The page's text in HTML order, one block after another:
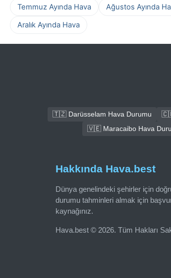
Temmuz Ayında Hava
Ağustos Ayında
Aralık Ayında Hava
🇹🇿 Darüsselam Hava Durumu
🇻🇪 Maracaibo Hava
Hakkında Hava.best
Dünya genelindeki şehirler için
durumu tahminleri almak için
kaynağınız.
Hava.best © 2026. Tüm Hakları